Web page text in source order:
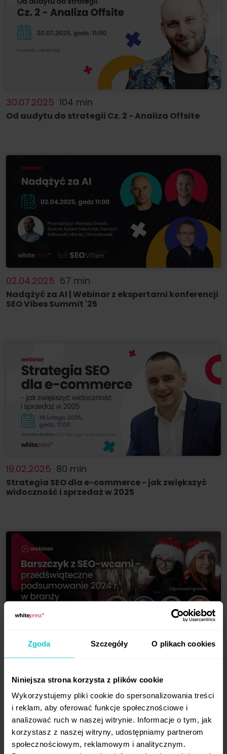
Zgoda Szczegóły O plikach cookies
Niniejsza strona korzysta z plików cookie
Wykorzystujemy pliki cookie do spersonalizowania treści
i reklam, aby oferować funkcje społecznościowe i
analizować ruch w naszej witrynie. Informacje o tym, jak
korzystasz z naszej witryny, udostępniamy partnerom
społecznościowym, reklamowym i analitycznym.
30.07.2025 104 min
Od audytu do strategii Cz. 2 - Analiza Offsite
02.04.2025 67 min
Nadążyć za AI | Webinar z ekspertami konferencji
SEO Vibes Summit '25
19.02.2025 80 min
Strategia SEO dla e-commerce - jak zwiększyć
widoczność i sprzedaż w 2025
18.12.2024 103 min
podsumowanie 2024 r. w branży